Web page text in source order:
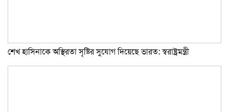
শেখ হাসিনাকে অস্থিরতা সৃষ্টির সুযোগ দিয়েছে ভারত: স্বরাষ্ট্রমন্ত্রী